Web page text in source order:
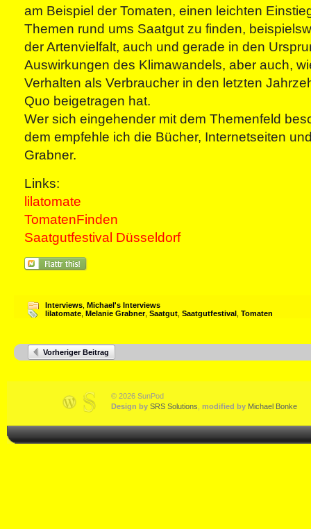
am Beispiel der Tomaten, einen leichten
Themen rund ums Saatgut zu finden,
der Artenvielfalt, auch und gerade in den
Auswirkungen des Klimawandels, aber auch,
Verhalten als Verbraucher in den letzten
Quo beigetragen hat.
Wer sich eingehender mit dem Themenfeld
dem empfehle ich die Bücher, Internetseiten
Grabner.
Links:
lilatomate
TomatenFinden
Saatgutfestival Düsseldorf
Interviews Michael's Interviews
lilatomate Melanie Grabner, Saatgut Saatgutfestival Tomaten
Vorheriger Beitrag
© 2026 SunPod
Design by SRS Solutions modified by Michael Bonke